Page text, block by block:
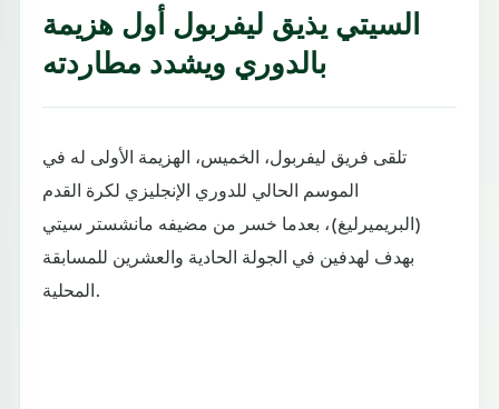
السيتي يذيق ليفربول أول هزيمة
بالدوري ويشدد مطاردته
تلقى فريق ليفربول، الخميس، الهزيمة الأولى له في
الموسم الحالي للدوري الإنجليزي لكرة القدم
(البريميرليغ)، بعدما خسر من مضيفه مانشستر سيتي
بهدف لهدفين في الجولة الحادية والعشرين للمسابقة
المحلية.